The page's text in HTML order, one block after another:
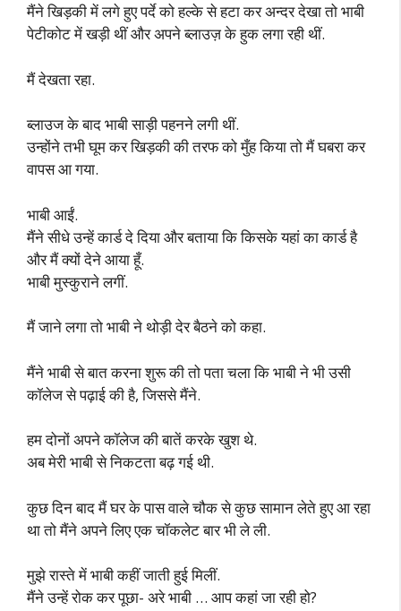
मैंने खिड़की में लगे हुए पर्दे को हल्के से हटा कर अन्दर देखा तो भाबी
पेटीकोट में खड़ी थीं और अपने ब्लाउज़ के हुक लगा रही थीं.
मैं देखता रहा.
ब्लाउज के बाद भाबी साड़ी पहनने लगी थीं.
उन्होंने तभी घूम कर खिड़की की तरफ को मुँह किया तो मैं घबरा कर
वापस आ गया.
भाबी आईं.
मैंने सीधे उन्हें कार्ड दे दिया और बताया कि किसके यहां का कार्ड है
और मैं क्यों देने आया हूँ.
भाबी मुस्कुराने लगीं.
मैं जाने लगा तो भाबी ने थोड़ी देर बैठने को कहा.
मैंने भाबी से बात करना शुरू की तो पता चला कि भाबी ने भी उसी
कॉलेज से पढ़ाई की है, जिससे मैंने.
हम दोनों अपने कॉलेज की बातें करके खुश थे.
अब मेरी भाबी से निकटता बढ़ गई थी.
कुछ दिन बाद मैं घर के पास वाले चौक से कुछ सामान लेते हुए आ रहा
था तो मैंने अपने लिए एक चॉकलेट बार भी ले ली.
मुझे रास्ते में भाबी कहीं जाती हुई मिलीं.
मैंने उन्हें रोक कर पूछा- अरे भाबी … आप कहां जा रही हो?